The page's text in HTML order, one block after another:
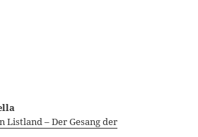
Listland – Der Gesang der